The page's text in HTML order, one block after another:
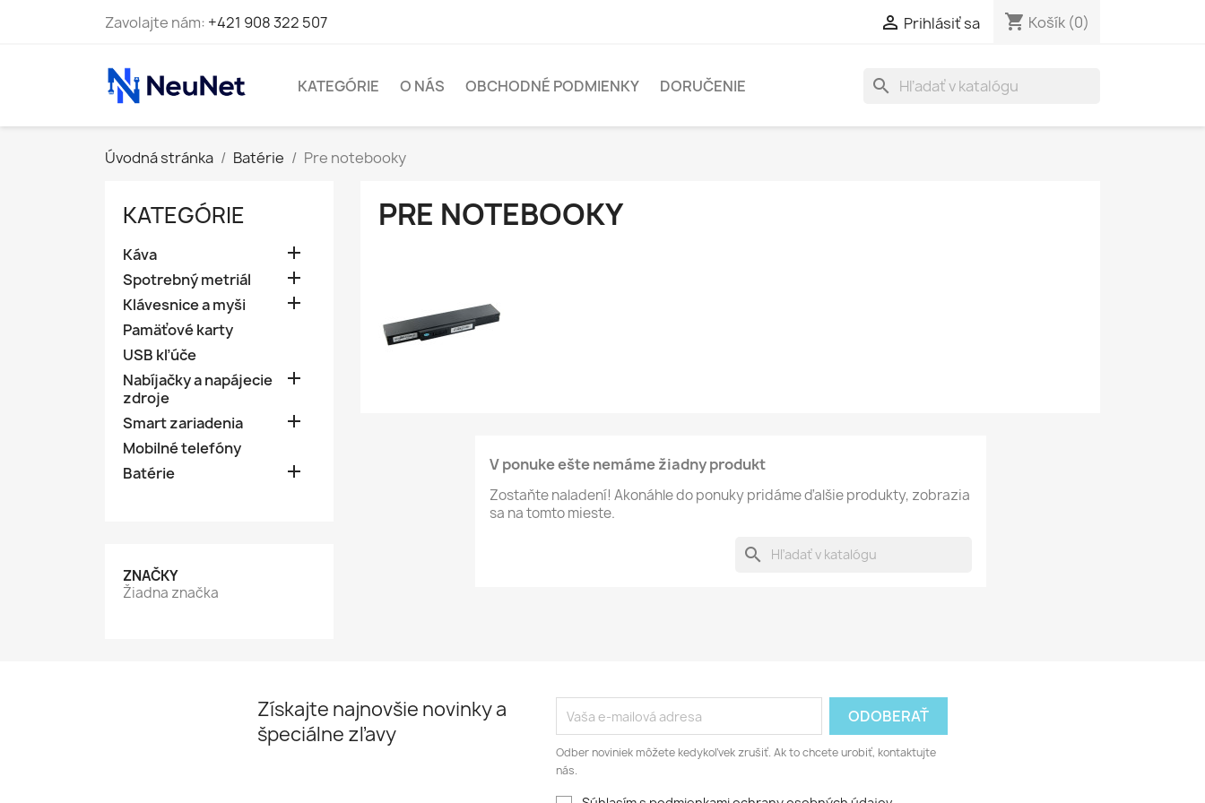
Zavolajte nám: +421 908 322 507  Prihlásiť sa shopping_cart Košík (0)
KATEGÓRIE O NÁS OBCHODNÉ PODMIENKY DORUČENIE search
Úvodná stránka Batérie Pre notebooky
KATEGÓRIE
Káva 
Spotrebný metriál 
Klávesnice a myši 
Pamäťové karty
USB kľúče
Nabíjačky a napájecie
zdroje

Smart zariadenia 
Mobilné telefóny
Batérie

ZNAČKY
Žiadna značka
PRE NOTEBOOKY
V ponuke ešte nemáme žiadny produkt
Zostaňte naladení! Akonáhle do ponuky pridáme ďalšie produkty, zobrazia
sa na tomto mieste.
search
Získajte najnovšie novinky a
špeciálne zľavy
Odber noviniek môžete kedykoľvek zrušiť. Ak to chcete urobiť, kontaktujte
nás.